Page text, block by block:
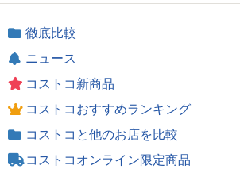
徹底比較
ニュース
コストコ新商品
コストコおすすめランキング
コストコと他のお店を比較
コストコオンライン限定商品